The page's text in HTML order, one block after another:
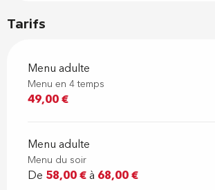
Tarifs
Menu adulte
Menu en 4 temps
49,00 €
Menu adulte
Menu du soir
De 58,00 €à 68,00 €